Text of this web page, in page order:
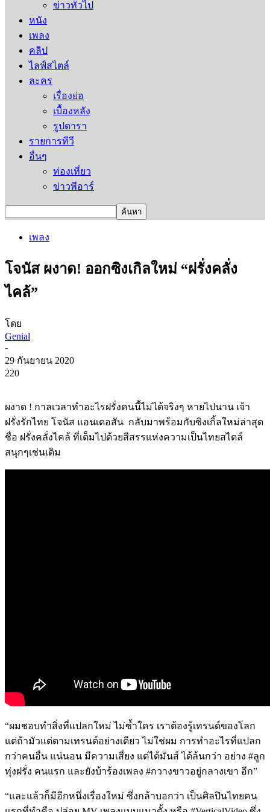
ข่าวทั่วไป
หนัง
เพลง
คลิป
ไลฟ์สไตล์
ละคร
เรื่องย่อ
เบื้องหลัง
รูปดารา
รายการทีวี
อื่นๆ
ท่องเที่ยว
ข่าวพีอาร์
เพลง
โจนัส ผงาด! ออกซิงเกิลใหม่ “ฝรั่งคลั่ง
ไคล้”
โดย
Genial
-
29 กันยายน 2020
220
ผงาด ! กาลเวลาทำอะไรฝรั่งคนนี้ไม่ได้จริงๆ หายไปนาน เจ้า
ฝรั่งรักไทย โจนัส แอนเดอสัน กลับมาพร้อมกับซิงเกิ้ลใหม่ล่าสุด
ชื่อ ฝรั่งคลั่งไคล้ ที่เต็มไปด้วยสีสรรแห่งความเป็นไทยสไตล์
สนุกๆเช่นเดิม
“ผมชอบทำสิ่งที่แปลกใหม่ ไม่ซ้ำใคร เราต้องรู้เทรนด์ของโลก
แต่ถ้ามัวแต่ตามเทรนด์อย่างเดียว ไม่ใช่ผม การทำอะไรที่แปลก
กว่าคนอื่น แน่นอน มีความเสี่ยง แต่ได้มันส์ ได้ล้นกว่า อย่าง #ลูก
ทุ่งฝรั่ง คนแรก และยังบ้าร้องเพลง #กวางขาวอยู่กลางเขา อีก”
“และแล้วก็มีอีกหนึ่งเรื่องใหม่ ซึ่งกล้าบอกว่า เป็นศิลปินไทยคน